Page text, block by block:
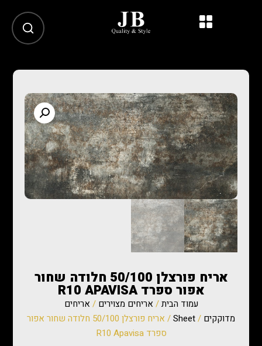
אריח פורצלן 50/100 חלודה שחור
אפור ספרד R10 APAVISA
עמוד הבית/ אריחים מצוירים / אריחים
מדוקקים /
Sheet
/ אריח פורצלן 50/100 חלודה שחור אפור
ספרד R10 Apavisa